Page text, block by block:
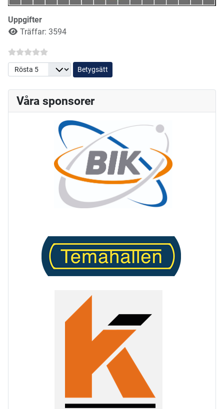
Uppgifter
Träffar: 3594
Betygsätt
Våra sponsorer